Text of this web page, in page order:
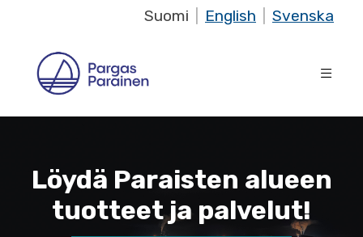
Suomi English Svenska
Löydä Paraisten alueen
tuotteet ja palvelut!